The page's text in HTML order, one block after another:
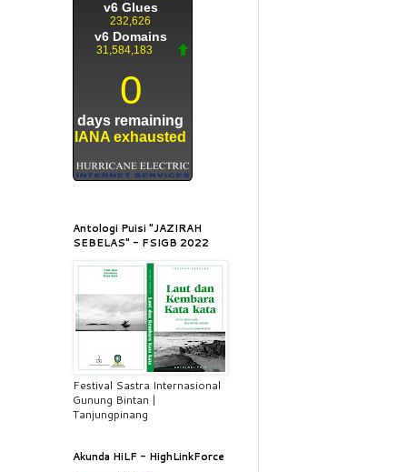
Antologi Puisi "JAZIRAH
SEBELAS" - FSIGB 2022
Festival Sastra Internasional
Gunung Bintan |
Tanjungpinang
Akunda HiLF - HighLinkForce